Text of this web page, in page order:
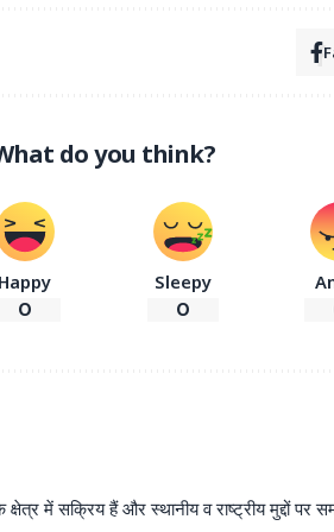
do you think?
Happy
0
Sleepy
0
में सक्रिय हैं और स्थानीय व राष्ट्रीय मुद्दों पर